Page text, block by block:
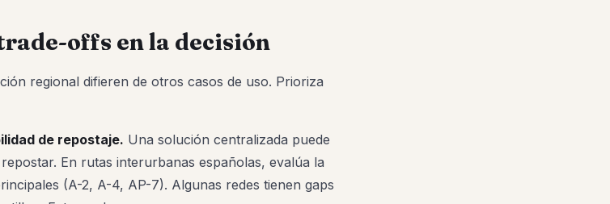
offs en la decisión
regional difieren de otros casos de uso. Prioriza
de repostaje. Una solución centralizada puede
En rutas interurbanas españolas, evalúa la
(A-2, A-4, AP-7). Algunas redes tienen gaps